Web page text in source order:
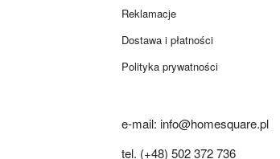
Reklamacje
Dostawa i płatności
Polityka prywatności
e-mail: info@homesquare.pl
tel. (+48) 502 372 736